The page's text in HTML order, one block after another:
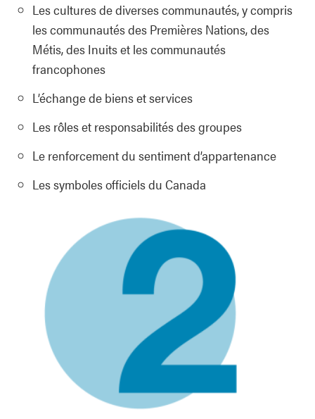
Les cultures de diverses communautés, y compris
les communautés des Premières Nations, des
Métis, des Inuits et les communautés
francophones
L’échange de biens et services
Les rôles et responsabilités des groupes
Le renforcement du sentiment d’appartenance
Les symboles officiels du Canada